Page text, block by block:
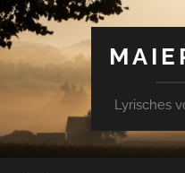
Lyrisches